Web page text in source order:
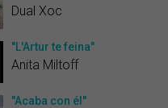
Dual Xoc
"L'Artur te feina"
Anita Miltoff
"Acaba con él"